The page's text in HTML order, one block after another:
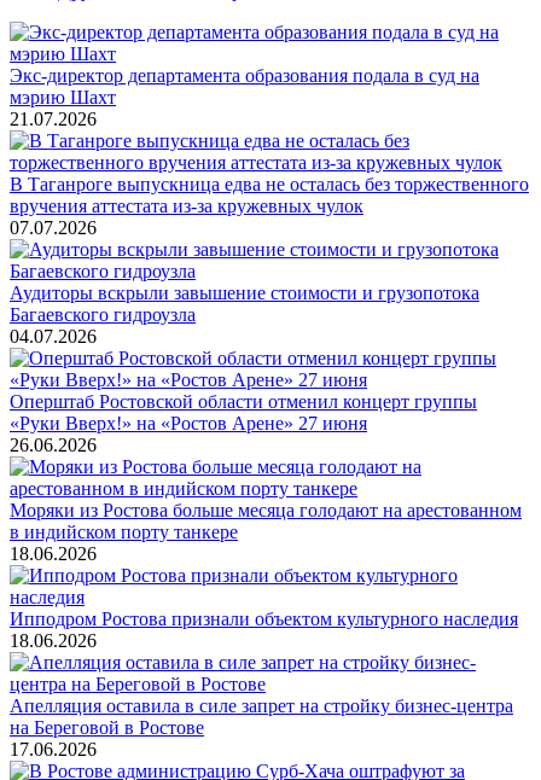
Экс-директор департамента образования подала в суд на
мэрию Шахт
21.07.2026
В Таганроге выпускница едва не осталась без торжественного
вручения аттестата из-за кружевных чулок
07.07.2026
Аудиторы вскрыли завышение стоимости и грузопотока
Багаевского гидроузла
04.07.2026
Оперштаб Ростовской области отменил концерт группы
«Руки Вверх!» на «Ростов Арене» 27 июня
26.06.2026
Моряки из Ростова больше месяца голодают на арестованном
в индийском порту танкере
18.06.2026
Ипподром Ростова признали объектом культурного наследия
18.06.2026
Апелляция оставила в силе запрет на стройку бизнес-центра
на Береговой в Ростове
17.06.2026